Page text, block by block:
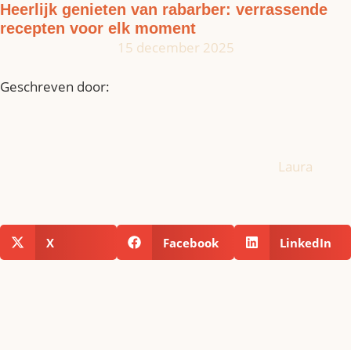
Heerlijk genieten van rabarber: verrassende
recepten voor elk moment
15 december 2025
Geschreven door:
Laura
X Facebook LinkedIn